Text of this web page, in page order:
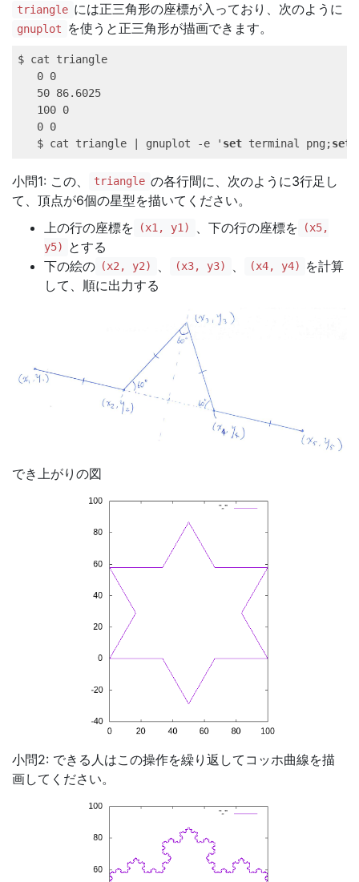
triangle には正三角形の座標が入っており、次のように
gnuplot を使うと正三角形が描画できます。
$ cat triangle
   0 0
   50 86.6025
   100 0
   0 0
   $ cat triangle | gnuplot -e '
set terminal png;set
小問1: この、 triangle の各行間に、次のように3行足し
て、頂点が6個の星型を描いてください。
上の行の座標を
(x1, y1) 、下の行の座標を
(x5,
y5)
とする
下の絵の (x2, y2) (x3, y3) (x4, y4)
を計算
して、順に出力する
でき上がりの図
小問2: できる人はこの操作を繰り返してコッホ曲線を描
画してください。